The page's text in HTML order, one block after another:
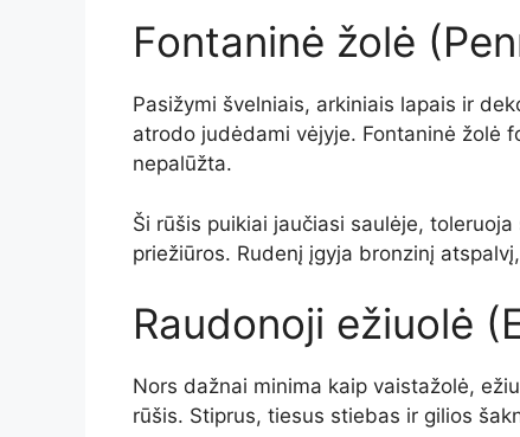
Fontaninė žolė
Pasižymi švelniais, arkiniais lapais ir
atrodo judėdami vėjyje. Fontaninė žolė
nepalūžta.
Ši rūšis puikiai jaučiasi saulėje,
priežiūros. Rudenį įgyja bronzinį
Raudonoji ežiuolė
Nors dažnai minima kaip vaistažolė,
rūšis. Stiprus, tiesus stiebas ir gilios